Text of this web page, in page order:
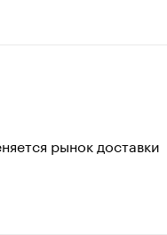
рынок доставки